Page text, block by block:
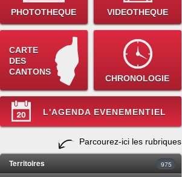
PHOTOTHEQUE VIDEOTHEQUE
CARTE
DES
CANTONS
CHRONOLOGIE
L'AGENDA EVENEMENTIEL
Parcourez-ici les rubriques
Territoires 975